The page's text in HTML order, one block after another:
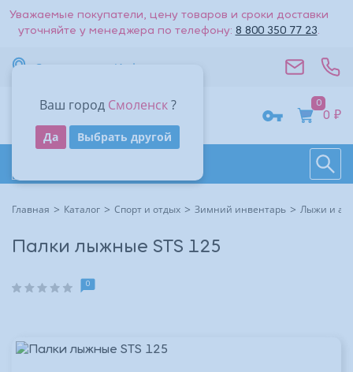
Уважаемые покупатели, цену товаров и сроки доставки
уточняйте у менеджера по телефону: 8 800 350 77 23.
Ваш город Смоленск?
Да Выбрать другой
Смоленск Информация
0
0 ₽
Главная Каталог Спорт и отдых Зимний инвентарь Лыжи и
Палки лыжные STS 125
0
На большую карту
Адрес
Контакты
Поиск
Получить код
Другие способы входа:
Другие способы входа:
Войти с паролем
Войти
Восстановить